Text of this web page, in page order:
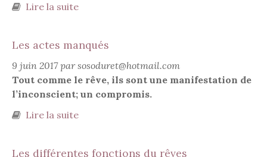
Lire la suite
Les actes manqués
9 juin 2017 par sosoduret@hotmail.com
Tout comme le rêve, ils sont une manifestation de
l’inconscient; un compromis.
Lire la suite
Les différentes fonctions du rêves